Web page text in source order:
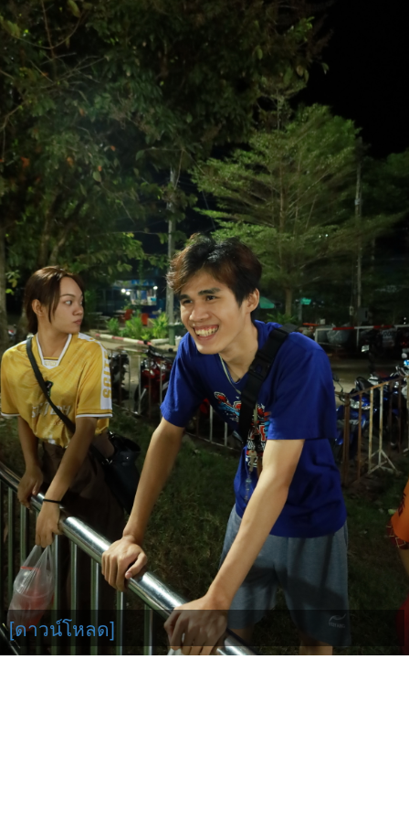
[ดาวน์โหลด]